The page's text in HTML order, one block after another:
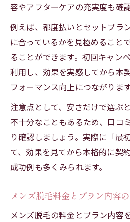
容やアフターケアの充実度も確
例えば、都度払いとセットプラ
に合っているかを見極めること
ることができます。初回キャン
利用し、効果を実感してから本
フォーマンス向上につながります
注意点として、安さだけで選ぶ
不十分なこともあるため、口コ
り確認しましょう。実際に「最
て、効果を見てから本格的に契
成功例も多くみられます。
メンズ脱毛料金とプラン内容
メンズ脱毛の料金とプラン内容